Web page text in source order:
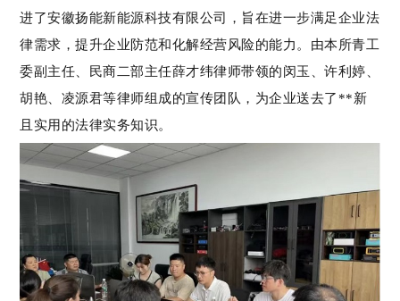
进了安徽扬能新能源科技有限公司，旨在进一步满足企业法
律需求，提升企业防范和化解经营风险的能力。由本所青工
委副主任、民商二部主任薛才纬律师带领的闵玉、许利婷、
胡艳、凌源君等律师组成的宣传团队，为企业送去了**新
且实用的法律实务知识。